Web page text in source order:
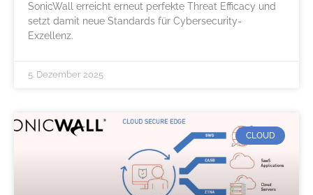
SonicWall erreicht erneut perfekte Threat Efficacy und
setzt damit neue Standards für Cybersecurity-
Exzellenz.
5. Dezember 2025
CLOUD